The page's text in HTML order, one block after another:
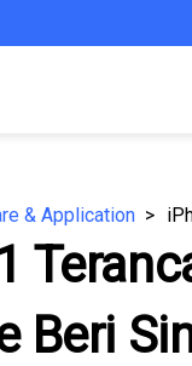
& Application
Beri